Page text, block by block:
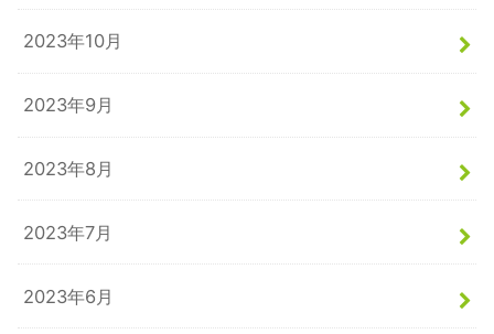
2023年10月
2023年9月
2023年8月
2023年7月
2023年6月